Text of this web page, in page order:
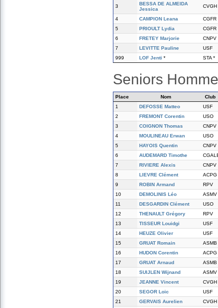
3
BESSA DE ALMEIDA
Jessica
CVGH
4 CAMPION Leana
CGFR
5
PRIOULT Lydia
CGFR
6
FRETEY Marjorie
CNPV
7
LEVITTE Pauline
USF
999
LOF Jenti * STA *
Seniors
Place Nom
Club
1
DEFOSSE Matteo
USF
2
FREMONT Corentin
USO
3
COIGNON Thomas
CNPV
4
MOULINEAU Erwan
USO
5
HAYOIS Quentin
CNPV
6
AUDEMARD Timothe
7
RIVIERE Alexis
CNPV
8
LIEVRE Clément
ACPG
9
ROBIN Armand
RPV
10
DEMOLINIS Léo
ASMV
11
DESGARDIN Clément
USO
12
THENAULT Grégory
RPV
13
TISSEUR Louidgi
USF
14
HEUZE Olivier
USF
15
GRUAT Romain
ASMB
16
HUDON Corentin
ACPG
17
GRUAT Arnaud
ASMB
18
SUIJLEN Wijnand
ASMV
19
JEANNE Vincent
CVGH
20
SEGOR Loic
USF
21
GERVAIS Aurelien
CVGH